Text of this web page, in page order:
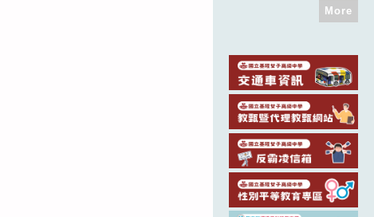
More